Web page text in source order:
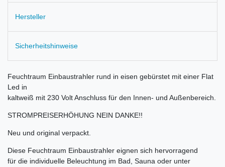
Hersteller
Sicherheitshinweise
Feuchtraum Einbaustrahler rund in eisen gebürstet mit einer Flat
Led in
kaltweiß mit 230 Volt Anschluss für den Innen- und Außenbereich.
STROMPREISERHÖHUNG NEIN DANKE!!
Neu und original verpackt.
Diese Feuchtraum Einbaustrahler eignen sich hervorragend
für die individuelle Beleuchtung im Bad, Sauna oder unter